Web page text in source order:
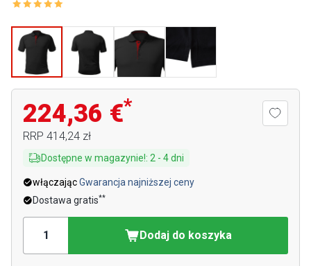
224,36 €*
RRP 414,24 zł
Dostępne w magazynie!: 2 - 4dni
włączającGwarancja najniższej ceny
Dostawa gratis**
Dodaj do koszyka